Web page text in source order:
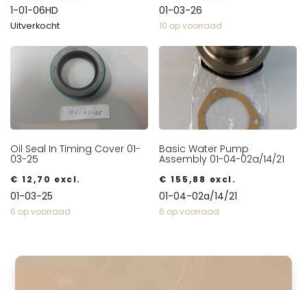
1-01-06HD
Uitverkocht
01-03-26
10 op voorraad
Oil Seal In Timing Cover 01-
03-25
€ 12,70 excl.
01-03-25
6 op voorraad
Basic Water Pump
Assembly 01-04-02a/14/21
€ 155,88 excl.
01-04-02a/14/21
6 op voorraad